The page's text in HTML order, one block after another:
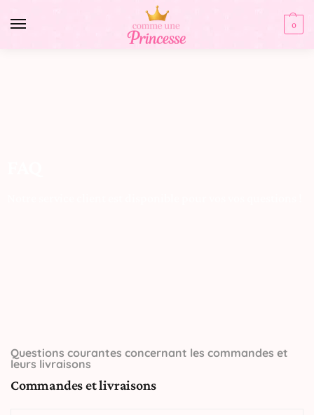
0
Questions courantes concernant les commandes et
leurs livraisons
Commandes et livraisons